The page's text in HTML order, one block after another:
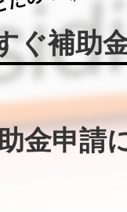
ぐ補助
金申請